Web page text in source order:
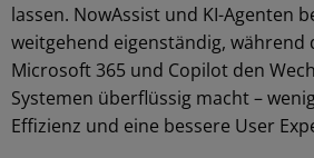
lassen. NowAssist und KI-Agenten
weitgehend eigenständig, während
Microsoft 365 und Copilot den
Systemen überflüssig macht –
Effizienz und eine bessere User